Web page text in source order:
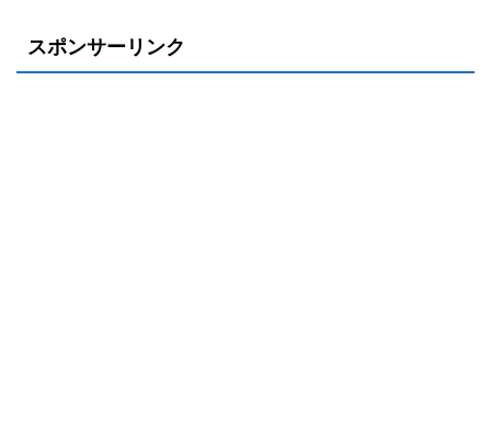
スポンサーリンク